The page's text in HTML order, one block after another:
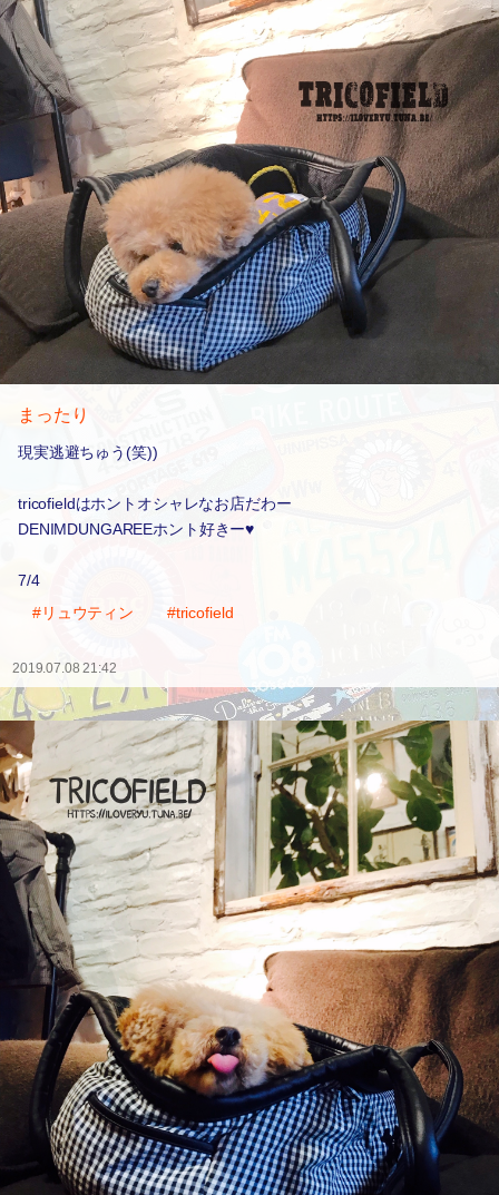
まったり
現実逃避ちゅう(笑))
tricofieldはホントオシャレなお店だわー
DENIMDUNGAREEホント好きー♥️
7/4
#リュウティン
#tricofield
2019.07.08 21:42